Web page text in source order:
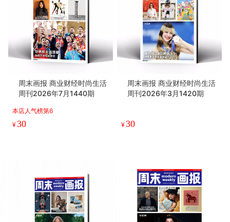
周末画报 商业财经时尚生活
周刊2026年7月1440期
本店人气榜第6
¥30
周末画报 商业财经时尚生活
周刊2026年3月1420期
¥30